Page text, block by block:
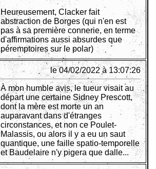
Heureusement, Clacker fait
abstraction de Borges (qui n'en est
pas à sa première connerie, en terme
d'affirmations aussi absurdes que
péremptoires sur le polar)
le 04/02/2022 à 13:07:26
À mon humble avis, le tueur visait au
départ une certaine Sidney Prescott,
dont la mère est morte un an
auparavant dans d'étranges
circonstances, et non ce Poulet-
Malassis, ou alors il y a eu un saut
quantique, une faille spatio-temporelle
et Baudelaire n'y pigera que dalle...